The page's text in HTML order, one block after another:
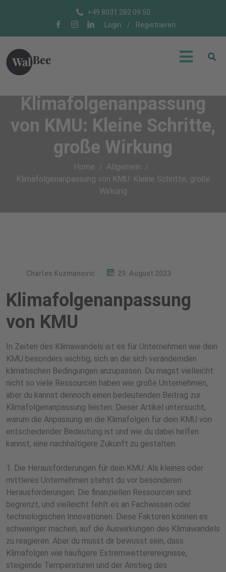
+49 8031 282 09 50
Login
/ Registrieren
Klimafolgenanpassung
von KMU: Kleine Schritte,
große Wirkung
Home
Allgemein
Klimafolgenanpassung von KMU: Kleine Schritte, große
Wirkung
Charles Kuzmanovic 29. August 2023
Klimafolgenanpassung
von KMU
In Zeiten des Klimawandels ist es für Unternehmen wie dein
KMU besonders wichtig, sich an die sich verändernden
klimatischen Bedingungen anzupassen. Du magst vielleicht
nicht so viele Ressourcen haben wie große Unternehmen,
aber du kannst dennoch einen bedeutenden Beitrag zur
Klimafolgenanpassung leisten. Dieser Artikel untersucht,
warum die Anpassung an die Klimafolgen für dein KMU von
entscheidender Bedeutung ist und wie du dabei helfen
kannst, eine nachhaltigere Zukunft zu gestalten.
1. Die Herausforderungen für dein KMU: Als kleines oder
mittleres Unternehmen stehst du vor besonderen
Herausforderungen. Die finanziellen Ressourcen sind
begrenzt, und vielleicht fehlt es an Fachwissen oder
technologischen Innovationen. Diese Faktoren können es
schwieriger machen, auf die Auswirkungen des Klimawandels
zu reagieren. Aber du musst dir bewusst sein, dass
Klimafolgen wie häufigere Extremwetterereignisse,
steigende Temperaturen und der Anstieg des